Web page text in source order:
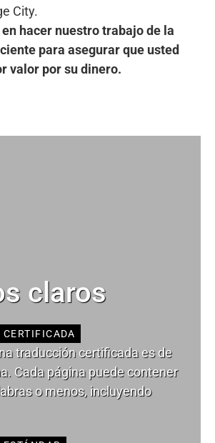
City.
hacer nuestro trabajo de la
para asegurar que usted
valor por su dinero.
claros
traducción certificada es de
Cada página puede contener
o menos, incluyendo